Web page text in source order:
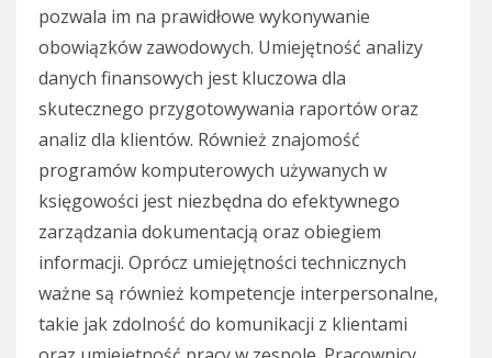
pozwala im na prawidłowe wykonywanie
obowiązków zawodowych. Umiejętność analizy
danych finansowych jest kluczowa dla
skutecznego przygotowywania raportów oraz
analiz dla klientów. Również znajomość
programów komputerowych używanych w
księgowości jest niezbędna do efektywnego
zarządzania dokumentacją oraz obiegiem
informacji. Oprócz umiejętności technicznych
ważne są również kompetencje interpersonalne,
takie jak zdolność do komunikacji z klientami